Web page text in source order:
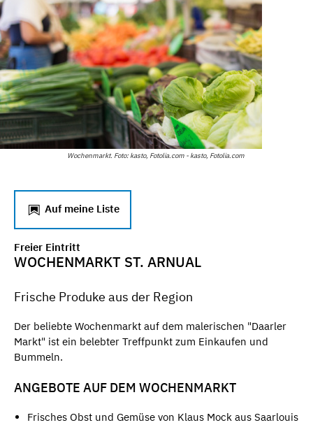
Wochenmarkt. Foto: kasto, Fotolia.com - kasto, Fotolia.com
Auf meine Liste
Freier Eintritt
WOCHENMARKT ST. ARNUAL
Frische Produke aus der Region
Der beliebte Wochenmarkt auf dem malerischen "Daarler
Markt" ist ein belebter Treffpunkt zum Einkaufen und
Bummeln.
ANGEBOTE AUF DEM WOCHENMARKT
Frisches Obst und Gemüse von Klaus Mock aus Saarlouis